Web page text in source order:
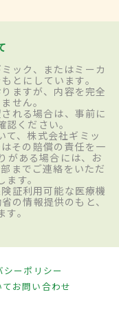
ック、またはミーカ
とにしています。
ますが、内容を完全
せん。
れる場合は、事前に
ください。
て、株式会社ギミッ
その賠償の責任を一
がある場合には、お
までご連絡をいただ
す。
証利用可能な医療機
の情報提供のもと、
。
シーポリシー
お問い合わせ